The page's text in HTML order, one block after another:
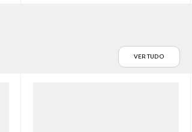
VER TUDO